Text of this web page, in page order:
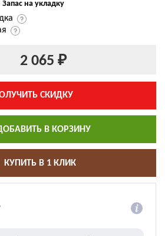
Запас на укладку
2 065 ₽
СКИДКУ
В КОРЗИНУ
КУПИТЬ В 1 КЛИК